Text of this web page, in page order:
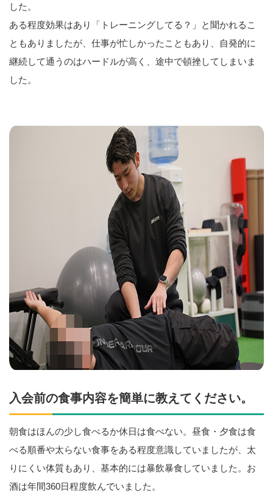
した。
ある程度効果はあり「トレーニングしてる？」と聞かれるこ
ともありましたが、仕事が忙しかったこともあり、自発的に
継続して通うのはハードルが高く、途中で頓挫してしまいま
した。
入会前の食事内容を簡単に教えてください。
朝食はほんの少し食べるか休日は食べない。昼食・夕食は食
べる順番や太らない食事をある程度意識していましたが、太
りにくい体質もあり、基本的には暴飲暴食していました。お
酒は年間360日程度飲んでいました。